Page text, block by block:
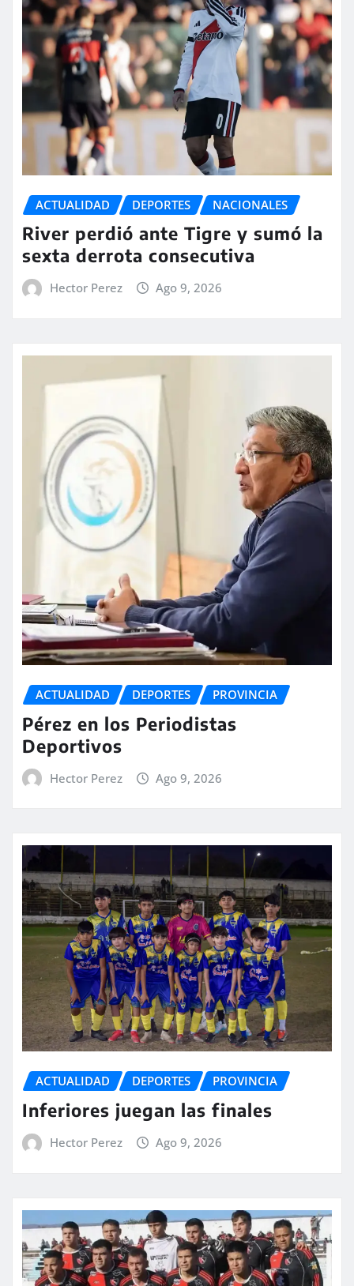
ACTUALIDAD DEPORTES NACIONALES
River perdió ante Tigre y sumó la
sexta derrota consecutiva
Hector Perez Ago 9, 2026
ACTUALIDAD DEPORTES PROVINCIA
Pérez en los Periodistas
Deportivos
Hector Perez Ago 9, 2026
ACTUALIDAD DEPORTES PROVINCIA
Inferiores juegan las finales
Hector Perez Ago 9, 2026